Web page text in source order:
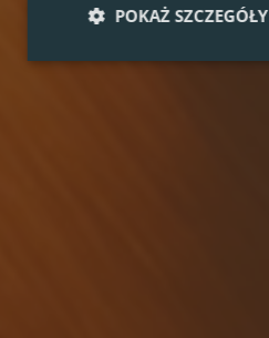
POKAŻ SZCZEGÓŁY